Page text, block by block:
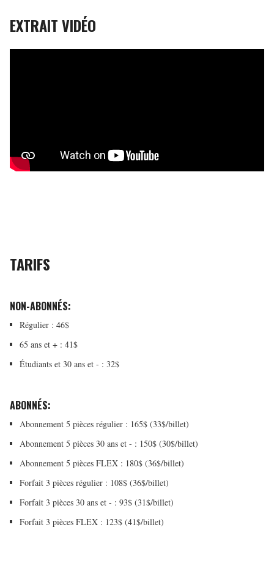
EXTRAIT VIDÉO
TARIFS
NON-ABONNÉS:
Régulier : 46$
65 ans et + : 41$
Étudiants et 30 ans et - : 32$
ABONNÉS:
Abonnement 5 pièces régulier : 165$ (33$/billet)
Abonnement 5 pièces 30 ans et - : 150$ (30$/billet)
Abonnement 5 pièces FLEX : 180$ (36$/billet)
Forfait 3 pièces régulier : 108$ (36$/billet)
Forfait 3 pièces 30 ans et - : 93$ (31$/billet)
Forfait 3 pièces FLEX : 123$ (41$/billet)